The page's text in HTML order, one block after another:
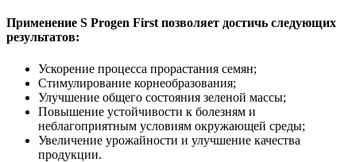
Применение S Progen First позволяет достичь следующих
результатов:
Ускорение процесса прорастания семян;
Стимулирование корнеобразования;
Улучшение общего состояния зеленой массы;
Повышение устойчивости к болезням и
неблагоприятным условиям окружающей среды;
Увеличение урожайности и улучшение качества
продукции.